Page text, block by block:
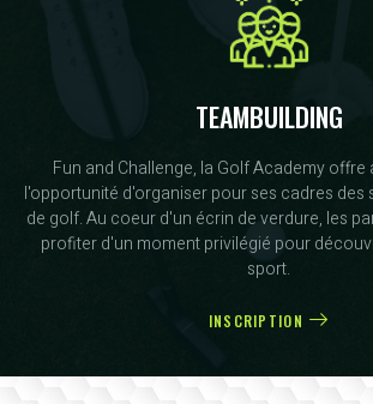
TEAMBUILDING
Fun and Challenge, la Golf Academy offre
l'opportunité d'organiser pour ses cadres des
de golf. Au coeur d'un écrin de verdure, les
profiter d'un moment privilégié pour
sport.
INSCRIPTION